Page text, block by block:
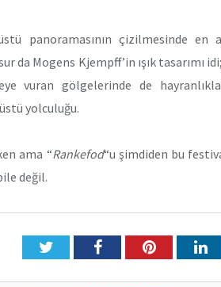
panoramasının çizilmesinde en
Mogens Kjempff’in ışık tasarımı
vuran gölgelerinde de
yolculuğu.
ama “Rankefod“u şimdiden bu
değil.
TwitterFacebookPinterest